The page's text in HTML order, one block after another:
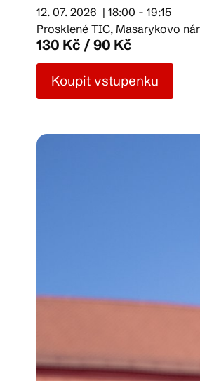
12. 07. 2026 | 18:00 - 19:15
Prosklené TIC, Masarykovo
130 Kč / 90 Kč
Koupit vstupenku